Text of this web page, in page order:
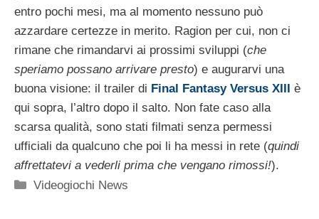
entro pochi mesi, ma al momento nessuno può
azzardare certezze in merito. Ragion per cui, non ci
rimane che rimandarvi ai prossimi sviluppi (che
speriamo possano arrivare presto) e augurarvi una
buona visione: il trailer di Final Fantasy Versus XIII è
qui sopra, l’altro dopo il salto. Non fate caso alla
scarsa qualità, sono stati filmati senza permessi
ufficiali da qualcuno che poi li ha messi in rete (quindi
affrettatevi a vederli prima che vengano rimossi!).
Categorie
Videogiochi News